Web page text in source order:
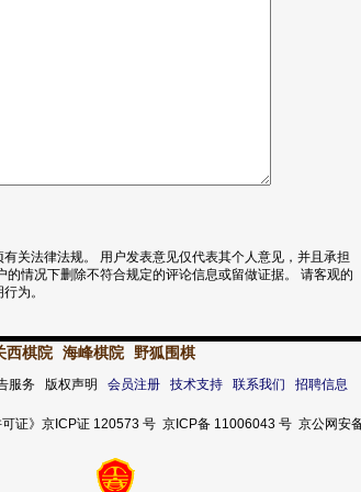
关法律法规。 用户发表意见仅代表其个人意见，并且承担
情况下删除不符合规定的评论信息或留做证据。 请客观的
为。
西棋院 海峰棋院 野狐围棋
服务 版权声明 会员注册 技术支持 联系我们 招聘信息
可证》京ICP证 120573 号 京ICP备 11006043 号 京公网安